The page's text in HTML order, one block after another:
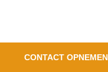
CONTACT OPNEMEN